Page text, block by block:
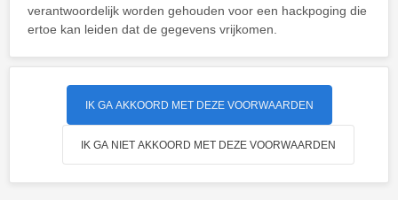
verantwoordelijk worden gehouden voor een hackpoging die
ertoe kan leiden dat de gegevens vrijkomen.